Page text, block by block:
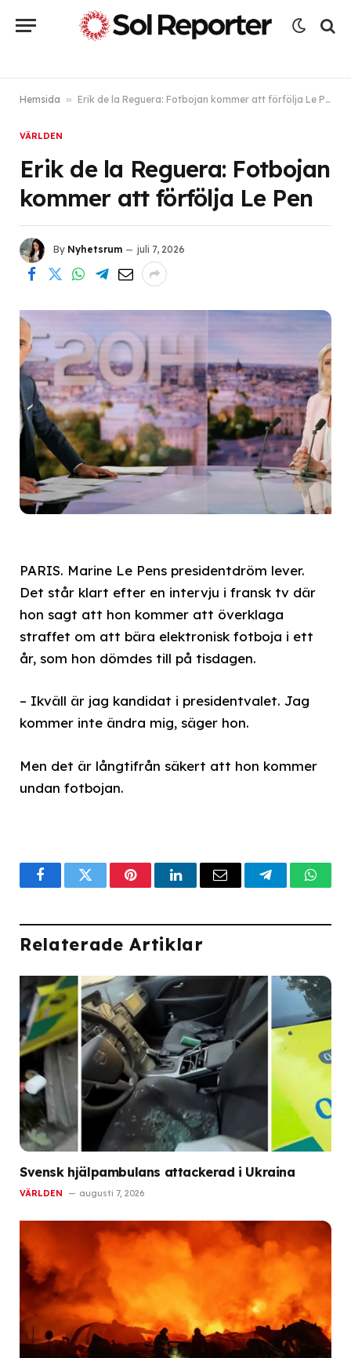
Hemsida » Erik de la Reguera: Fotbojan kommer att förfölja Le Pen
VÄRLDEN
Erik de la Reguera: Fotbojan
kommer att förfölja Le Pen
By Nyhetsrum juli 7, 2026
PARIS. Marine Le Pens presidentdröm lever.
Det står klart efter en intervju i fransk tv där
hon sagt att hon kommer att överklaga
straffet om att bära elektronisk fotboja i ett
år, som hon dömdes till på tisdagen.
– Ikväll är jag kandidat i presidentvalet. Jag
kommer inte ändra mig, säger hon.
Men det är långtifrån säkert att hon kommer
undan fotbojan.
FacebookTwitterPinterestLinkedInEmail Telegram
Relaterade Artiklar
Svensk hjälpambulans attackerad i Ukraina
VÄRLDEN augusti 7, 2026